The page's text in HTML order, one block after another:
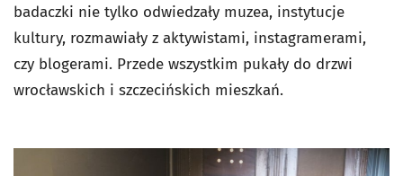
badaczki nie tylko odwiedzały muzea, instytucje
kultury, rozmawiały z aktywistami, instagramerami,
czy blogerami. Przede wszystkim pukały do drzwi
wrocławskich i szczecińskich mieszkań.